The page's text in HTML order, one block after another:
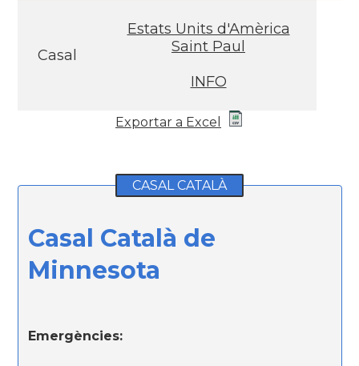
Casal
Estats Units d'Amèrica
Saint Paul
INFO
Exportar a Excel
CASAL CATALÀ
Casal Català de
Minnesota
Emergències: